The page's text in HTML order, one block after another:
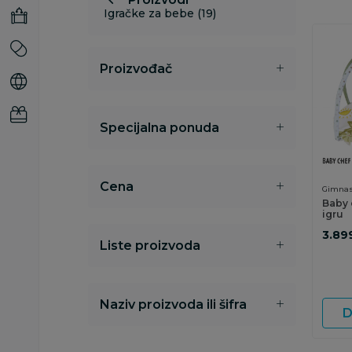
Igračke za bebe (19)
Proizvođač
Specijalna ponuda
Cena
Liste proizvoda
Naziv proizvoda ili šifra
za igru
Baby
igru